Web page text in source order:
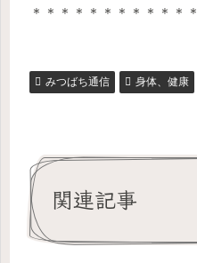
＊＊＊＊＊＊＊＊＊＊＊
みつばち通信 身体、健康
関連記事